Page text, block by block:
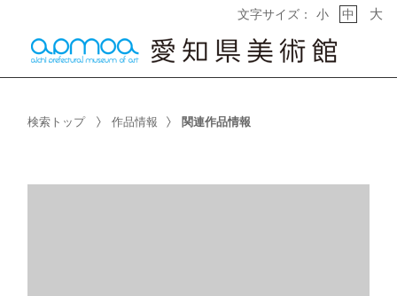
文字サイズ： 小 中 大
検索トップ 作品情報 関連作品情報